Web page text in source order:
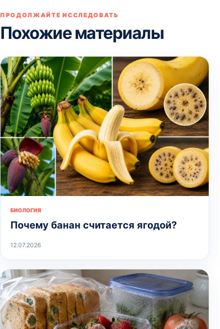
ПРОДОЛЖАЙТЕ ИССЛЕДОВАТЬ
Похожие материалы
БИОЛОГИЯ
Почему банан считается ягодой?
12.07.2026